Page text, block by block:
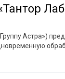
Астра»)